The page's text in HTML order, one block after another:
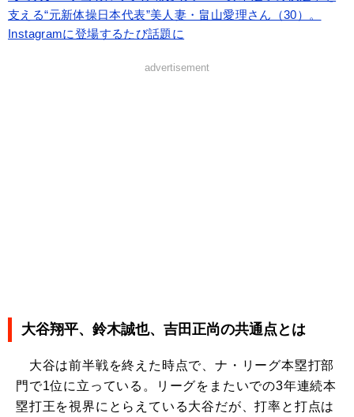
支える“元新体操日本代表”美人妻・畠山愛理さん（30）。
Instagramに登場するたび話題に
advertisement
大谷翔平、鈴木誠也、吉田正尚の共通点とは
大谷は前半戦を終えた時点で、ナ・リーグ本塁打部
門で1位に立っている。リーグをまたいでの3年連続本
塁打王を視界にとらえている大谷だが、打率と打点は